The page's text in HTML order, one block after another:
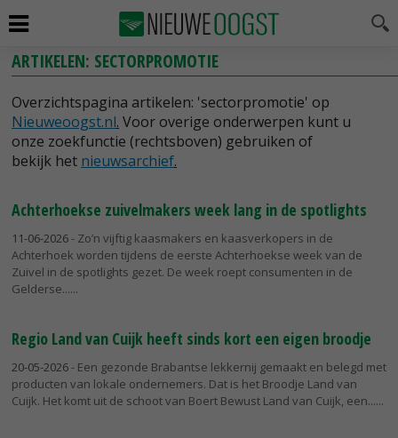
ARTIKELEN: SECTORPROMOTIE
Overzichtspagina artikelen: 'sectorpromotie' op
Nieuweoogst.nl. Voor overige onderwerpen kunt u
onze zoekfunctie (rechtsboven) gebruiken of
bekijk het nieuwsarchief.
Achterhoekse zuivelmakers week lang in de spotlights
11-06-2026- Zo’n vijftig kaasmakers en kaasverkopers in de
Achterhoek worden tijdens de eerste Achterhoekse week van de
Zuivel in de spotlights gezet. De week roept consumenten in de
Gelderse...
Regio Land van Cuijk heeft sinds kort een eigen broodje
20-05-2026- Een gezonde Brabantse lekkernij gemaakt en belegd met
producten van lokale ondernemers. Dat is het Broodje Land van
Cuijk. Het komt uit de schoot van Boert Bewust Land van Cuijk, een...